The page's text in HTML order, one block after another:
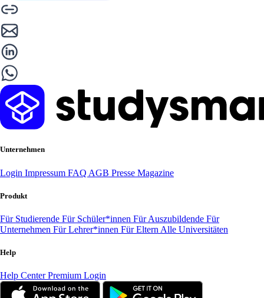
Unternehmen
Login Impressum FAQ AGB Presse Magazine
Produkt
Für Studierende Für Schüler*innen Für Auszubildende Für
Unternehmen Für Lehrer*innen Für Eltern Alle Universitäten
Help
Help CenterPremium Login